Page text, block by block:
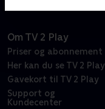
Om TV 2 Play
Priser og abonnement
Her kan du se TV 2 Play
Gavekort til TV 2 Play
Support og
Kundecenter